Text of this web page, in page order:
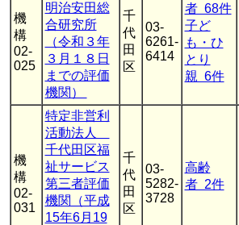
機
構
02-
025
明治安田総
合研究所
（令和３年
３月１８日
までの評価
機関）
千
代
田
区
03-
6261-
6414
者 68件
子ど
も・ひ
とり
親 6件
機
構
02-
031
特定非営利
活動法人
千代田区福
祉サービス
第三者評価
機関（平成
15年6月19
千
代
田
区
03-
5282-
3728
高齢
者 2件